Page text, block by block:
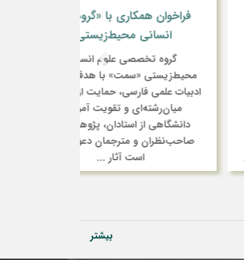
فراخوان همکاری با «گروه علوم
انسانی محیط‌زیستی»
گروه تخصصی علوم انسانی
محیط‌زیستی «سمت» با هدف توسعه
ادبیات علمی فارسی، حمایت از مطالعات
میان‌رشته‌ای و تقویت آموزش
دانشگاهی از استادان، پژوهشگران،
صاحب‌نظران و مترجمان دعوت کرده
بیشتر